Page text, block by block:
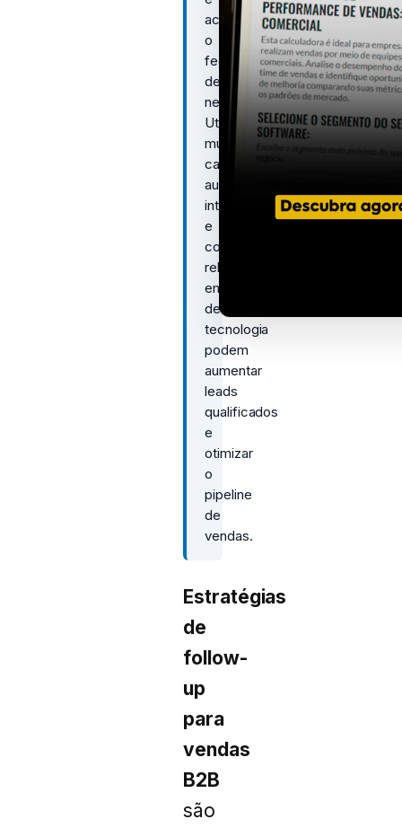
acelerar
o
fechamento
de
negócios.
Utilizando
múltiplos
canais,
automação
inteligente
e
conteúdos
relevantes,
empresas
de
tecnologia
podem
aumentar
leads
qualificados
e
otimizar
o
pipeline
de
vendas.
Estratégias
de
follow-
up
para
vendas
B2B
são